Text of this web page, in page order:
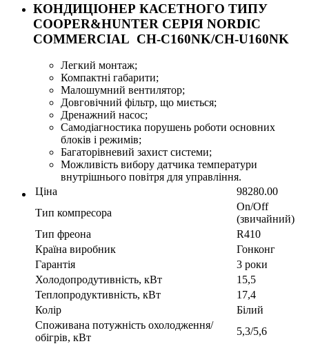
КОНДИЦІОНЕР КАСЕТНОГО ТИПУ
COOPER&HUNTER СЕРІЯ NORDIC
COMMERCIAL CH-C160NK/CH-U160NK
Легкий монтаж;
Компактні габарити;
Малошумний вентилятор;
Довговічний фільтр, що миється;
Дренажний насос;
Самодіагностика порушень роботи основних
блоків і режимів;
Багаторівневий захист системи;
Можливість вибору датчика температури
внутрішнього повітря для управління.
Ціна
98280.00
Тип компресора
On/Off
(звичайний)
Тип фреона
R410
Країна виробник
Гонконг
Гарантія
3 роки
Холодопродутивність, кВт
15,5
Теплопродуктивність, кВт
17,4
Колір
Білий
Споживана потужність охолодження/
обігрів, кВт
5,3/5,6